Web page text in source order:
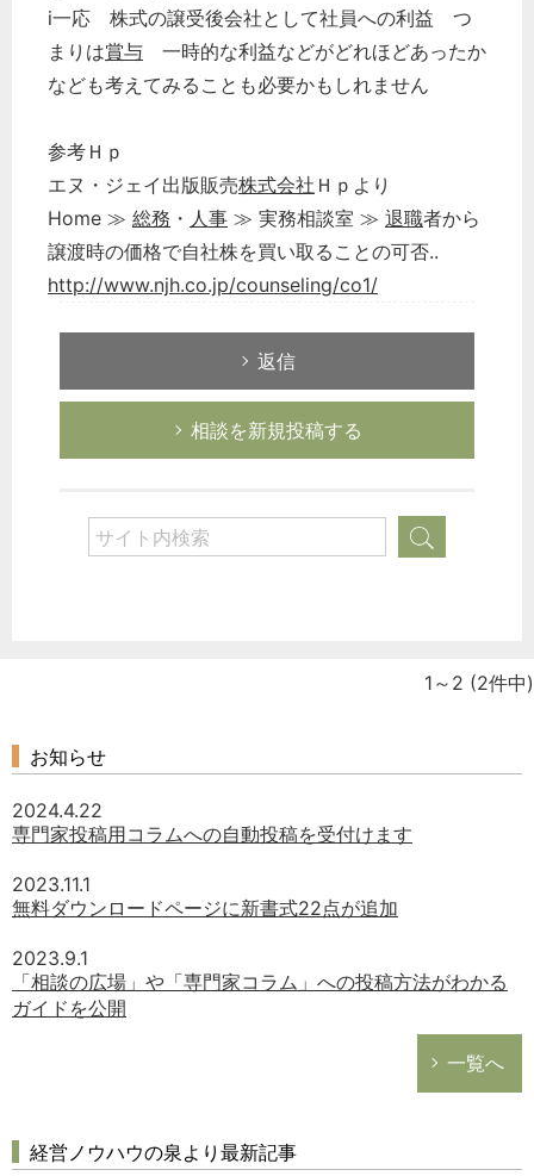
i一応 株式の譲受後会社として社員への利益 つ
まりは賞与 一時的な利益などがどれほどあったか
なども考えてみることも必要かもしれません
参考Ｈｐ
エヌ・ジェイ出版販売株式会社 Ｈｐより
Home ≫ 総務 ・ 人事 ≫ 実務相談室 ≫ 退職者から
譲渡時の価格で自社株を買い取ることの可否..
http://www.njh.co.jp/counseling/co1/
返信
相談を新規投稿する
1～2 (2件中)
お知らせ
2024.4.22
専門家投稿用コラムへの自動投稿を受付けます
2023.11.1
無料ダウンロードページに新書式22点が追加
2023.9.1
「相談の広場」や「専門家コラム」への投稿方法がわかる
ガイドを公開
一覧へ
経営ノウハウの泉より最新記事